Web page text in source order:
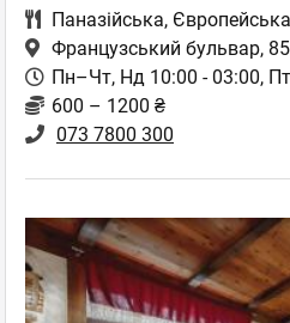
Паназійська, Європейська
Французський бульвар, 85
Пн–Чт, Нд 10:00 - 03:00,
600 – 1200 ₴
073 7800 300